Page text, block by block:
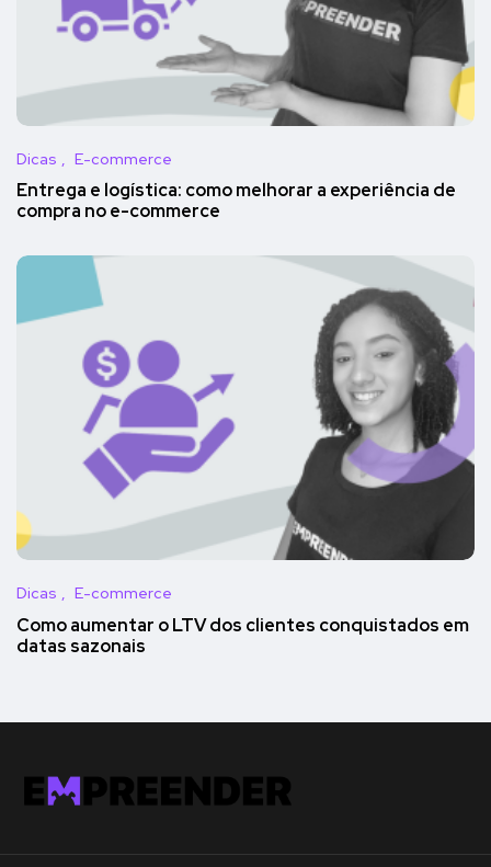
Dicas E-commerce
Entrega e logística: como melhorar a experiência de
compra no e-commerce
Dicas E-commerce
Como aumentar o LTV dos clientes conquistados em
datas sazonais